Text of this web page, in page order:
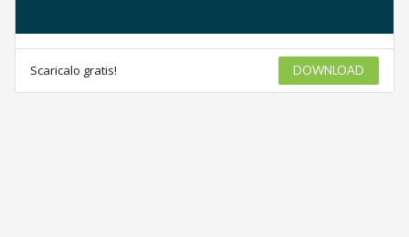
Scaricalo gratis! DOWNLOAD